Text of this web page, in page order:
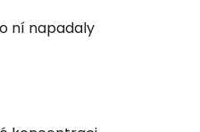
ní napadaly